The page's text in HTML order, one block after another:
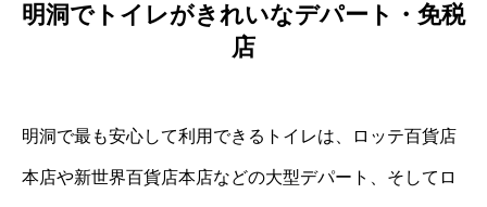
明洞でトイレがきれいなデパート・免税
店
明洞で最も安心して利用できるトイレは、ロッテ百貨店
本店や新世界百貨店本店などの大型デパート、そしてロ